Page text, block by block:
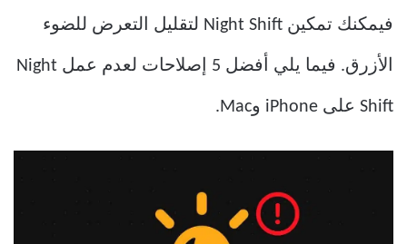
فيمكنك تمكين Night Shift لتقليل التعرض للضوء
الأزرق. فيما يلي أفضل 5 إصلاحات لعدم عمل Night
Shift على iPhone وMac.